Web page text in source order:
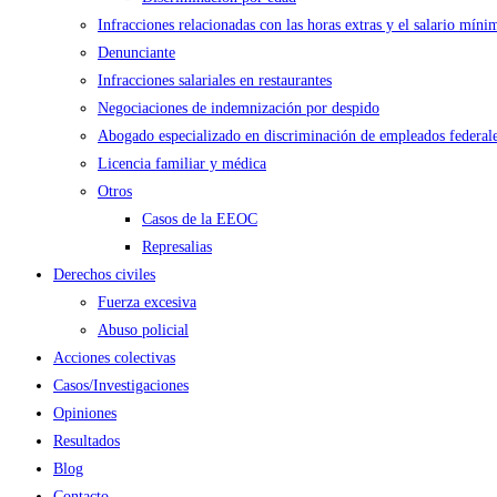
Infracciones relacionadas con las horas extras y el salario
Denunciante
Infracciones salariales en restaurantes
Negociaciones de indemnización por despido
Abogado especializado en discriminación de empleados
Licencia familiar y médica
Otros
Casos de la EEOC
Represalias
Derechos civiles
Fuerza excesiva
Abuso policial
Acciones colectivas
Casos/Investigaciones
Opiniones
Resultados
Blog